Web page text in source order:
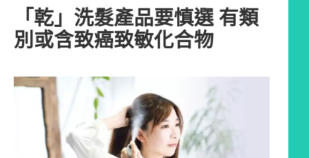
「乾」洗髮產品要慎選 有類
別或含致癌致敏化合物